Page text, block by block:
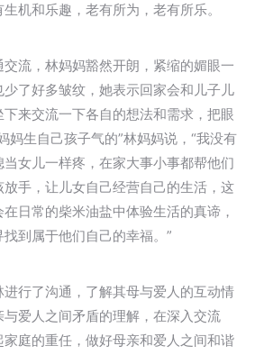
机和乐趣，老有所为，老有所乐。
流，林妈妈豁然开朗，紧缩的媚眼一
了好多皱纹，她表示回家会和儿子儿
来交流一下各自的想法和需求，把眼
妈生自己孩子气的”林妈妈说，“我没有
女儿一样疼，在家大事小事都帮他们
手，让儿女自己经营自己的生活，这
日常的柴米油盐中体验生活的真谛，
到属于他们自己的幸福。”
行了沟通，了解其母与爱人的互动情
爱人之间矛盾的理解，在深入交流
庭的重任，做好母亲和爱人之间和谐